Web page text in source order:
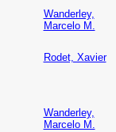
Wanderley,
Marcelo M.
Rodet, Xavier
Wanderley,
Marcelo M.